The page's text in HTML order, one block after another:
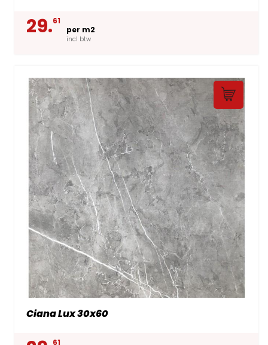
29.61
per m2
incl btw
Ciana Lux 30x60
61